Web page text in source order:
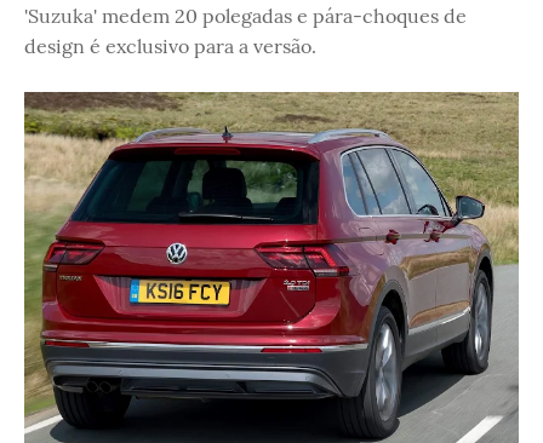
'Suzuka' medem 20 polegadas e pára-choques de
design é exclusivo para a versão.